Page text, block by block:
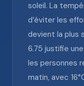
soleil. La
d’éviter les
devient la plus
6.75 justifie
les personnes
matin, avec